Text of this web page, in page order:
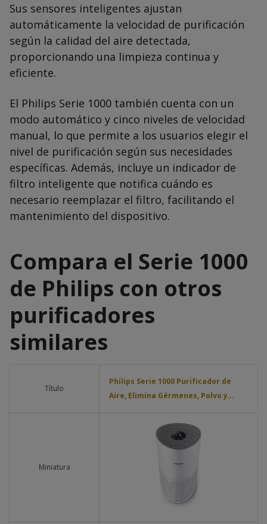
Sus sensores inteligentes ajustan
automáticamente la velocidad de purificación
según la calidad del aire detectada,
proporcionando una limpieza continua y
eficiente.
El Philips Serie 1000 también cuenta con un
modo automático y cinco niveles de velocidad
manual, lo que permite a los usuarios elegir el
nivel de purificación según sus necesidades
específicas. Además, incluye un indicador de
filtro inteligente que notifica cuándo es
necesario reemplazar el filtro, facilitando el
mantenimiento del dispositivo.
Compara el Serie 1000
de Philips con otros
purificadores
similares
Título
Philips Serie 1000 Purificador de
Aire, Elimina Gérmenes, Polvo y…
Miniatura